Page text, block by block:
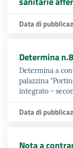
Data di
Determina
Determina a
palazzina
integrato -
Data di
Nota a